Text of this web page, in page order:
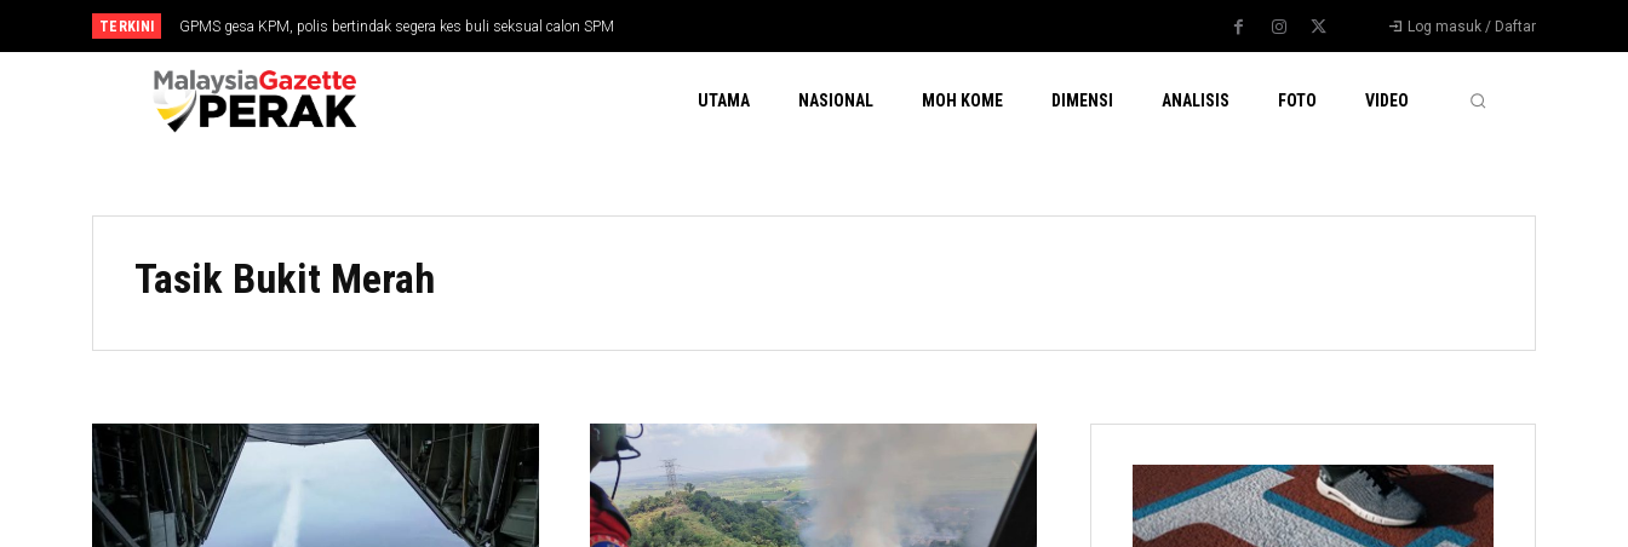
TERKINI GPMS gesa KPM, polis bertindak segera kes buli seksual calon SPM Log masuk / Daftar
UTAMA NASIONAL MOH KOME DIMENSI ANALISIS FOTO VIDEO
Tasik Bukit Merah